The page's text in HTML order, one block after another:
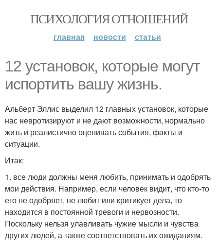
ПСИХОЛОГИЯ ОТНОШЕНИЙ
главная новости статьи
12 установок, которые могут
испортить вашу жизнь.
Альберт Эллис выделил 12 главных установок, которые
нас невротизируют и не дают возможности, нормально
жить и реалистично оценивать события, факты и
ситуации.
Итак:
1. все люди должны меня любить, принимать и одобрять
мои действия. Например, если человек видит, что кто-то
его не одобряет, не любит или критикует дела, то
находится в постоянной тревоги и нервозности.
Поскольку нельзя улавливать чужие мысли и чувства
других людей, а также соответствовать их ожиданиям.